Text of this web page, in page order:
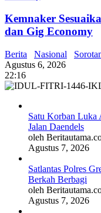
Kemnaker
dan Gig Economy
Berita Nasional
Agustus 6, 2026
22:16
Satu Korban Luka
Jalan Daendels
oleh
Agustus 7, 2026
Satlantas Polres
Berkah Berbagi
oleh
Agustus 7, 2026